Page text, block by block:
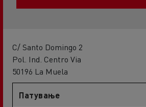
C/ Santo Domingo 2
Pol. Ind. Centro Via
50196 La Muela
Патување